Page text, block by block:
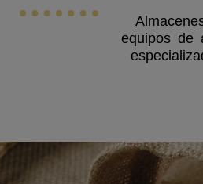
equipos de